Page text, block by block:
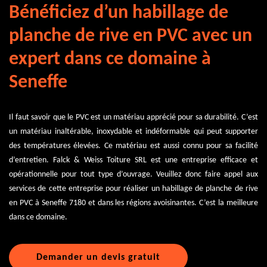
Bénéficiez d’un habillage de
planche de rive en PVC avec un
expert dans ce domaine à
Seneffe
Il faut savoir que le PVC est un matériau apprécié pour sa durabilité. C’est
un matériau inaltérable, inoxydable et indéformable qui peut supporter
des températures élevées. Ce matériau est aussi connu pour sa facilité
d’entretien. Falck & Weiss Toiture SRL est une entreprise efficace et
opérationnelle pour tout type d’ouvrage. Veuillez donc faire appel aux
services de cette entreprise pour réaliser un habillage de planche de rive
en PVC à Seneffe 7180 et dans les régions avoisinantes. C’est la meilleure
dans ce domaine.
Demander un devis gratuit